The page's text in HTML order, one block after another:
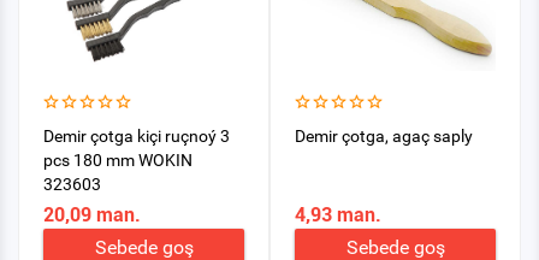
Demir çotga kiçi ruçnoý 3
pcs 180 mm WOKIN
323603
20,09 man.
Sebede goş
Demir çotga, agaç saply
4,93 man.
Sebede goş